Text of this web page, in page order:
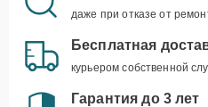
даже при отказе от
Бесплатная
курьером собственной
Гарантия до 3 лет